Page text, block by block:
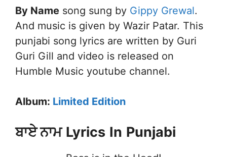
By Name song sung by Gippy Grewal.
And music is given by Wazir Patar. This
punjabi song lyrics are written by Guri
Guri Gill and video is released on
Humble Music youtube channel.
Album: Limited Edition
ਬਾਏ ਨਾਮ Lyrics In Punjabi